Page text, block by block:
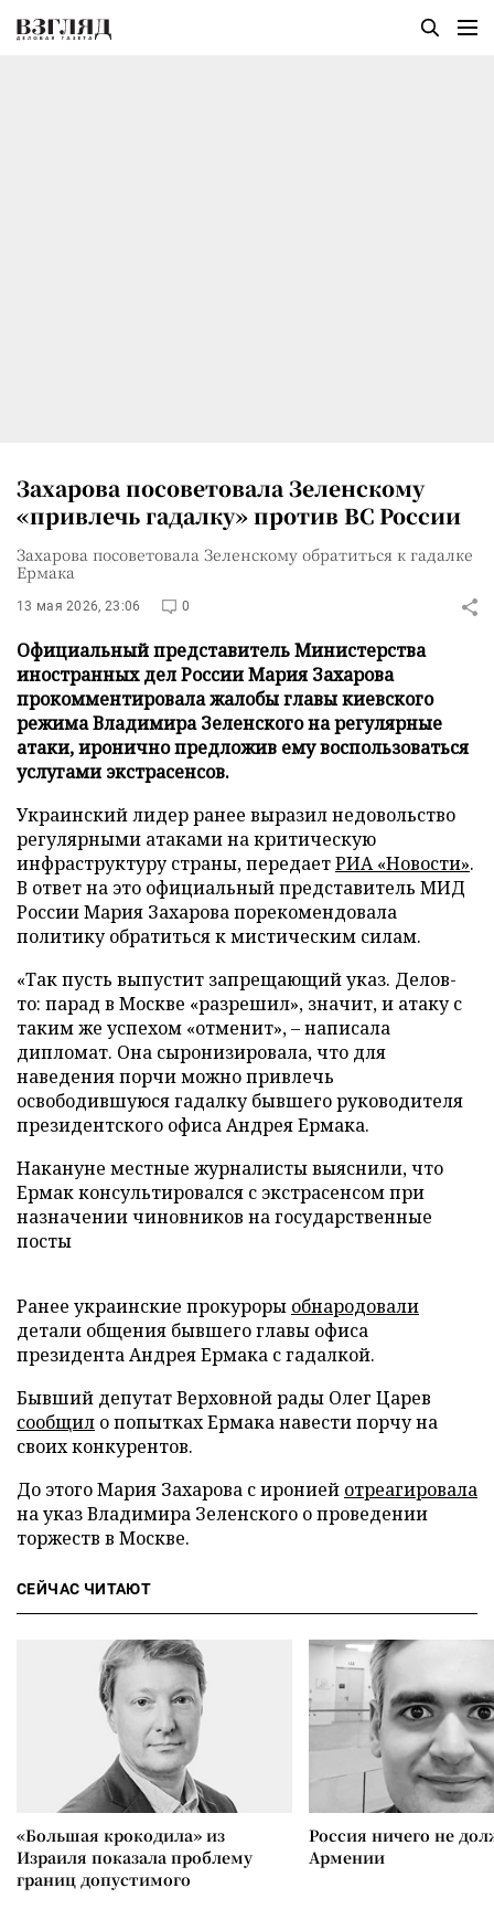
Захарова посоветовала Зеленскому
«привлечь гадалку» против ВС России
Захарова посоветовала Зеленскому обратиться к гадалке
Ермака
13 мая 2026, 23:06 0
Официальный представитель Министерства
иностранных дел России Мария Захарова
прокомментировала жалобы главы киевского
режима Владимира Зеленского на регулярные
атаки, иронично предложив ему воспользоваться
услугами экстрасенсов.
Украинский лидер ранее выразил недовольство
регулярными атаками на критическую
инфраструктуру страны, передаетРИА «Новости».
В ответ на это официальный представитель МИД
России Мария Захарова порекомендовала
политику обратиться к мистическим силам.
«Так пусть выпустит запрещающий указ. Делов-
то: парад в Москве «разрешил», значит, и атаку с
таким же успехом «отменит», – написала
дипломат. Она сыронизировала, что для
наведения порчи можно привлечь
освободившуюся гадалку бывшего руководителя
президентского офиса Андрея Ермака.
Накануне местные журналисты выяснили, что
Ермак консультировался с экстрасенсом при
назначении чиновников на государственные
посты
Ранее украинские прокуроры обнародовали
детали общения бывшего главы офиса
президента Андрея Ермака с гадалкой.
Бывший депутат Верховной рады Олег Царев
сообщил о попытках Ермака навести порчу на
своих конкурентов.
До этого Мария Захарова с иронией отреагировала
на указ Владимира Зеленского о проведении
торжеств в Москве.
СЕЙЧАС ЧИТАЮТ
«Большая крокодила» из
Израиля показала проблему
границ допустимого
Россия ничего не
Армении